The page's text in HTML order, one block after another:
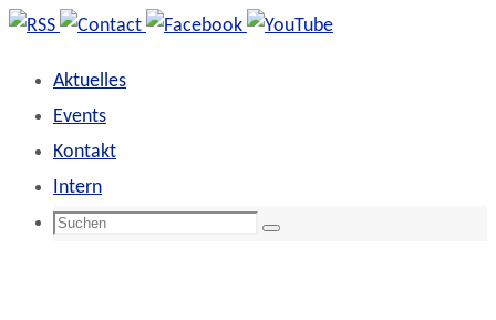
Zum
springen
Aktuelles
Events
Kontakt
Intern
Suchen
Suchen